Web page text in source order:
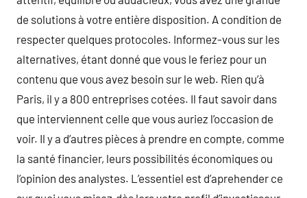
de solutions à votre entière disposition. A condition de
respecter quelques protocoles. Informez-vous sur les
alternatives, étant donné que vous le feriez pour un
contenu que vous avez besoin sur le web. Rien qu’à
Paris, il y a 800 entreprises cotées. Il faut savoir dans
que interviennent celle que vous auriez l’occasion de
voir. Il y a d’autres pièces à prendre en compte, comme
la santé financier, leurs possibilités économiques ou
l’opinion des analystes. L’essentiel est d’aprehender ce